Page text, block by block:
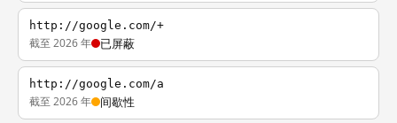
http://google.com/+
截至 2026 年 已屏蔽
http://google.com/a
截至 2026 年 间歇性